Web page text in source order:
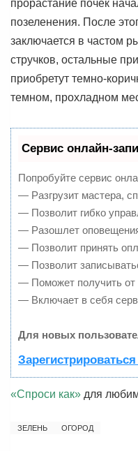
прорастание почек
позеленения. После
заключается в частом
стручков, остальные
приобретут темно-
темном, прохладном
Сервис онлайн-
Попробуйте сервис
— Разгрузит мастера,
— Позволит гибко
— Разошлет
— Позволит принять
— Позволит
— Поможет получить от
— Включает в себя
Для новых
«Спроси как» для
ЗЕЛЕНЬ ОГОРОД